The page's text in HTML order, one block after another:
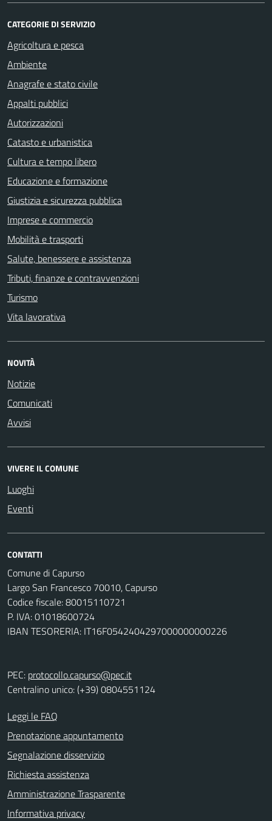
CATEGORIE DI SERVIZIO
Agricoltura e pesca
Ambiente
Anagrafe e stato civile
Appalti pubblici
Autorizzazioni
Catasto e urbanistica
Cultura e tempo libero
Educazione e formazione
Giustizia e sicurezza pubblica
Imprese e commercio
Mobilità e trasporti
Salute, benessere e assistenza
Tributi, finanze e contravvenzioni
Turismo
Vita lavorativa
NOVITÀ
Notizie
Comunicati
Avvisi
VIVERE IL COMUNE
Luoghi
Eventi
CONTATTI
Comune di Capurso
Largo San Francesco 70010, Capurso
Codice fiscale: 80015110721
P. IVA: 01018600724
IBAN TESORERIA: IT16F0542404297000000000226
PEC: protocollo.capurso@pec.it
Centralino unico: (+39) 0804551124
Leggi le FAQ
Prenotazione appuntamento
Segnalazione disservizio
Richiesta assistenza
Amministrazione Trasparente
Informativa privacy